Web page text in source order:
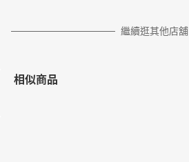
繼續逛其他店舖
相似商品